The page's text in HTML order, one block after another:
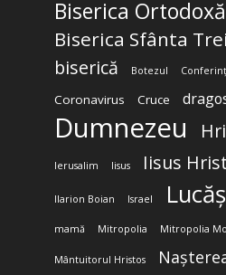
Biserica Ortodoxă
Biserica Sfânta
biserică Botezul
Coronavirus
Cruce
Dumnezeu
Ierusalim Iisus Iisus
Ilarion Boian Israel
mamă Mitropolia Mitropolia
Mântuitorul Hristos